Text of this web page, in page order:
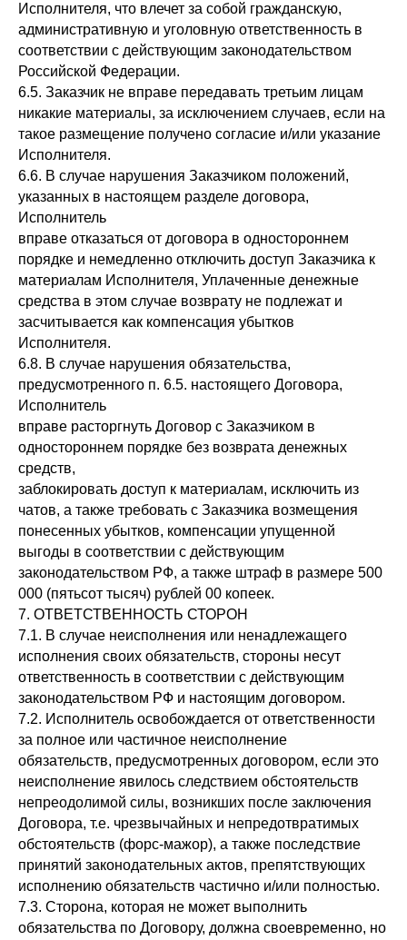
Исполнителя, что влечет за собой гражданскую,
административную и уголовную ответственность в
соответствии с действующим законодательством
Российской Федерации.
6.5. Заказчик не вправе передавать третьим лицам
никакие материалы, за исключением случаев, если на
такое размещение получено согласие и/или указание
Исполнителя.
6.6. В случае нарушения Заказчиком положений,
указанных в настоящем разделе договора,
Исполнитель
вправе отказаться от договора в одностороннем
порядке и немедленно отключить доступ Заказчика к
материалам Исполнителя, Уплаченные денежные
средства в этом случае возврату не подлежат и
засчитывается как компенсация убытков
Исполнителя.
6.8. В случае нарушения обязательства,
предусмотренного п. 6.5. настоящего Договора,
Исполнитель
вправе расторгнуть Договор с Заказчиком в
одностороннем порядке без возврата денежных
средств,
заблокировать доступ к материалам, исключить из
чатов, а также требовать с Заказчика возмещения
понесенных убытков, компенсации упущенной
выгоды в соответствии с действующим
законодательством РФ, а также штраф в размере 500
000 (пятьсот тысяч) рублей 00 копеек.
7. ОТВЕТСТВЕННОСТЬ СТОРОН
7.1. В случае неисполнения или ненадлежащего
исполнения своих обязательств, стороны несут
ответственность в соответствии с действующим
законодательством РФ и настоящим договором.
7.2. Исполнитель освобождается от ответственности
за полное или частичное неисполнение
обязательств, предусмотренных договором, если это
неисполнение явилось следствием обстоятельств
непреодолимой силы, возникших после заключения
Договора, т.е. чрезвычайных и непредотвратимых
обстоятельств (форс-мажор), а также последствие
принятий законодательных актов, препятствующих
исполнению обязательств частично и/или полностью.
7.3. Сторона, которая не может выполнить
обязательства по Договору, должна своевременно, но